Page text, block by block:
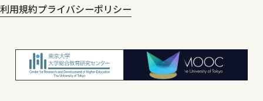
利用規約プライバシーポリシー